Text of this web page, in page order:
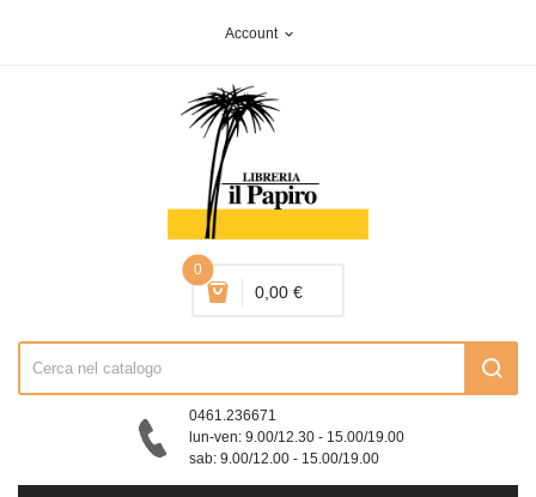
Account expand_more
0
0,00 €
0461.236671
lun-ven: 9.00/12.30 - 15.00/19.00
sab: 9.00/12.00 - 15.00/19.00